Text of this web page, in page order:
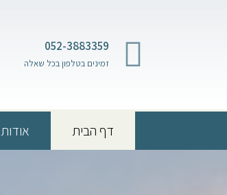
052-3883359
זמינים בטלפון בכל שאלה
דף הבית אודות